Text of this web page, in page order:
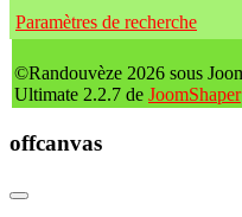
Paramètres de recherche
©Randouvèze 2026 sous
Ultimate 2.2.7 de JoomShaper
offcanvas